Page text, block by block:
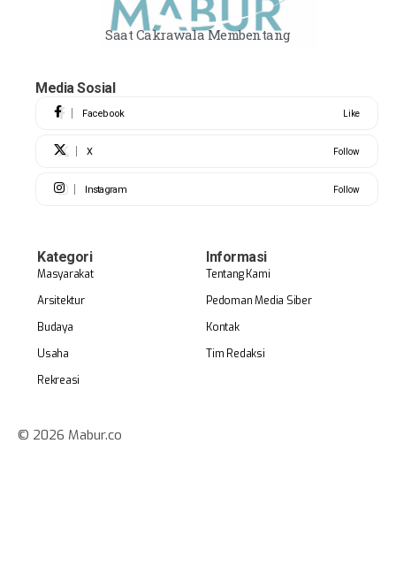
Saat Cakrawala Membentang
Media Sosial
Facebook Like
X Follow
Instagram Follow
Kategori
Masyarakat
Arsitektur
Budaya
Usaha
Rekreasi
Informasi
Tentang Kami
Pedoman Media Siber
Kontak
Tim Redaksi
© 2026 Mabur.co